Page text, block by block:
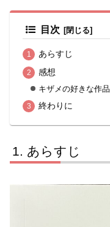
目次
あらすじ
感想
キザメの好きな作品
終わりに
あらすじ